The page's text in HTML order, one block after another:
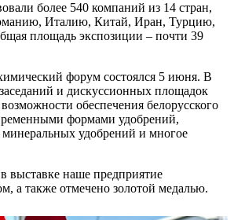
более 540 компаний из 14 стран,
Италию, Китай, Иран, Турцию,
площадь экспозиции – почти 39
форум состоялся 5 июня. В
и дискуссионных площадок
обеспечения белорусского
формами удобрений,
удобрений и многое
выставке наше предприятие
а также отмечено золотой медалью.